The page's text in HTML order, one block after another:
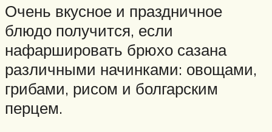
Очень вкусное и праздничное
блюдо получится, если
нафаршировать брюхо сазана
различными начинками: овощами,
грибами, рисом и болгарским
перцем.